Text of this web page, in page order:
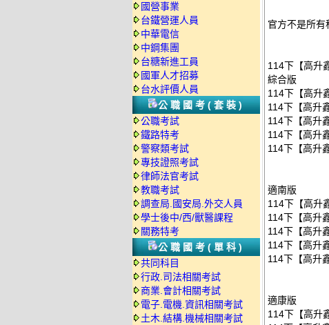
國營事業
台鐵營運人員
中華電信
中鋼集團
台糖新進工員
國軍人才招募
台水評價人員
公職國考(套裝)
公職考試
鐵路特考
警察類考試
專技證照考試
律師法官考試
教職考試
調查局.國安局.外交人員
學士後中/西/獸醫課程
關務特考
公職國考(單科)
共同科目
行政.司法相關考試
商業.會計相關考試
電子.電機.資訊相關考試
土木.結構.機械相關考試
官方不是所有
114下【高升
綜合版
114下【高升
114下【高升
114下【高升
114下【高升
114下【高升
適南版
114下【高升
114下【高升
114下【高升
114下【高升
114下【高升
適康版
114下【高升